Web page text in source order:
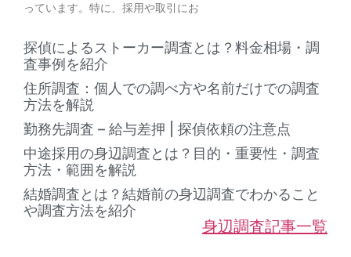
っています。特に、採用や取引にお
探偵によるストーカー調査とは？料金相場・調
査事例を紹介
住所調査：個人での調べ方や名前だけでの調査
方法を解説
勤務先調査 – 給与差押 | 探偵依頼の注意点
中途採用の身辺調査とは？目的・重要性・調査
方法・範囲を解説
結婚調査とは？結婚前の身辺調査でわかること
や調査方法を紹介
身辺調査記事一覧